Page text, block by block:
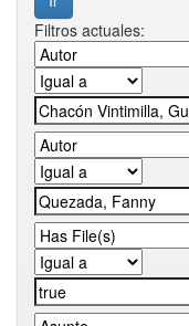
Filtros actuales: